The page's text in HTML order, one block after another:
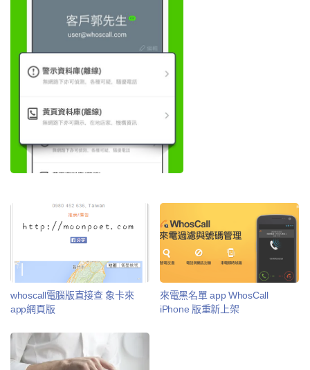
whoscall電腦版直接查 象卡來
app網頁版
來電黑名單 app WhosCall
iPhone 版重新上架